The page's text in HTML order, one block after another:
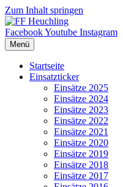
Zum Inhalt springen
FacebookYoutube Instagram
Menü
Startseite
Einsatzticker
Einsätze 2025
Einsätze 2024
Einsätze 2023
Einsätze 2022
Einsätze 2021
Einsätze 2020
Einsätze 2019
Einsätze 2018
Einsätze 2017